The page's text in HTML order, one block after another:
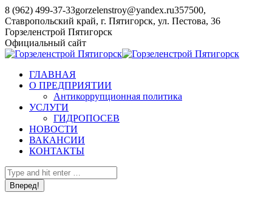
Перейти
к
содержанию
8 (962) 499-37-33gorzelenstroy@yandex.ru357500,
Ставропольский край, г. Пятигорск, ул. Пестова, 36
YouTube
page
opens
new
window
Горзеленстрой Пятигорск
Официальный сайт
ГЛАВНАЯ
О ПРЕДПРИЯТИИ
Антикоррупционная политика
УСЛУГИ
ГИДРОПОСЕВ
НОВОСТИ
ВАКАНСИИ
КОНТАКТЫ
Поиск: